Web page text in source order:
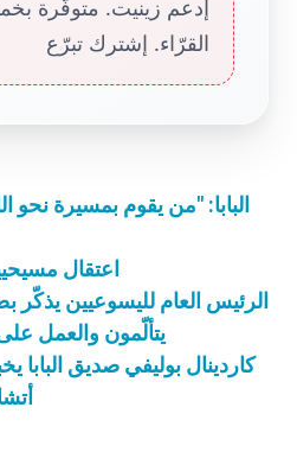
إدعم زينيت. متوفّرة
القرّاء. إشترك تبرّع
البابا: "من يقوم بمسيرة نحو
اعتقال
الرئيس العام لليسوعيين يذكّر
يتألّمون والعمل
كاردينال بوليفي صديق البابا